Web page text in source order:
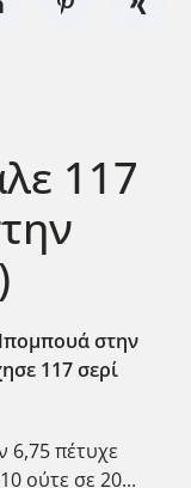
117
στην
117 σερί
6,75 πέτυχε
ούτε σε 20...